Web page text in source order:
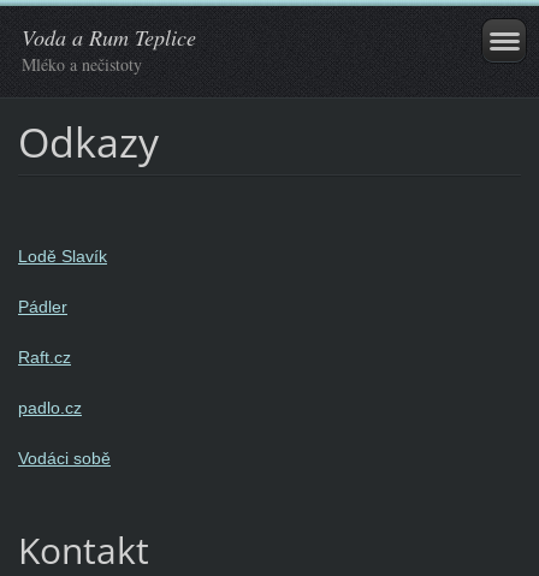
Voda a Rum Teplice
Mléko a nečistoty
Odkazy
Lodě Slavík
Pádler
Raft.cz
padlo.cz
Vodáci sobě
Kontakt